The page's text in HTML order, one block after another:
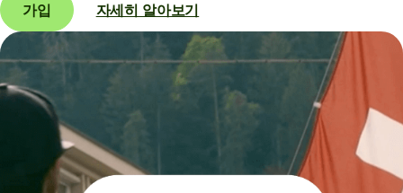
가입 자세히 알아보기